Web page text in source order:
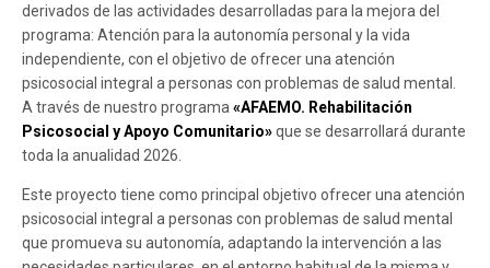
derivados de las actividades desarrolladas para la mejora del
programa: Atención para la autonomía personal y la vida
independiente, con el objetivo de ofrecer una atención
psicosocial integral a personas con problemas de salud mental.
A través de nuestro programa «AFAEMO. Rehabilitación
Psicosocial y Apoyo Comunitario»que se desarrollará durante
toda la anualidad 2026.
Este proyecto tiene como principal objetivo ofrecer una atención
psicosocial integral a personas con problemas de salud mental
que promueva su autonomía, adaptando la intervención a las